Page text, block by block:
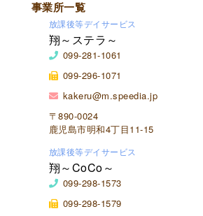
事業所一覧
放課後等デイサービス
翔～ステラ～
099-281-1061
099-296-1071
kakeru@m.speedia.jp
〒890-0024
鹿児島市明和4丁目11-15
放課後等デイサービス
翔～CoCo～
099-298-1573
099-298-1579